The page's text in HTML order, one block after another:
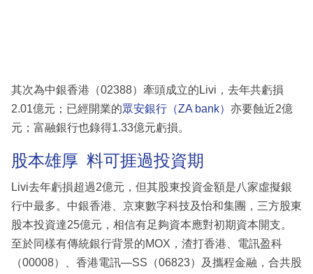
其次為中銀香港（02388）牽頭成立的Livi，去年共虧損
2.01億元；已經開業的眾安銀行（ZA bank） 亦要蝕近2億
元；富融銀行也錄得1.33億元虧損。
股本雄厚 料可捱過投資期
Livi去年虧損超過2億元，但其股東投資金額是八家虛擬銀
行中最多。中銀香港、京東數字科技及怡和集團，三方股東
股本投資達25億元，相信有足夠資本應對初期資本開支。
至於同樣有傳統銀行背景的MOX，渣打香港、電訊盈科
（00008）、香港電訊—SS（06823）及攜程金融，合共股